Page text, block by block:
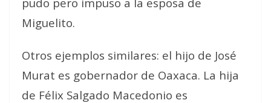
Miguelito.
Otros ejemplos similares: el hijo de José
Murat es gobernador de Oaxaca. La hija
de Félix Salgado Macedonio es